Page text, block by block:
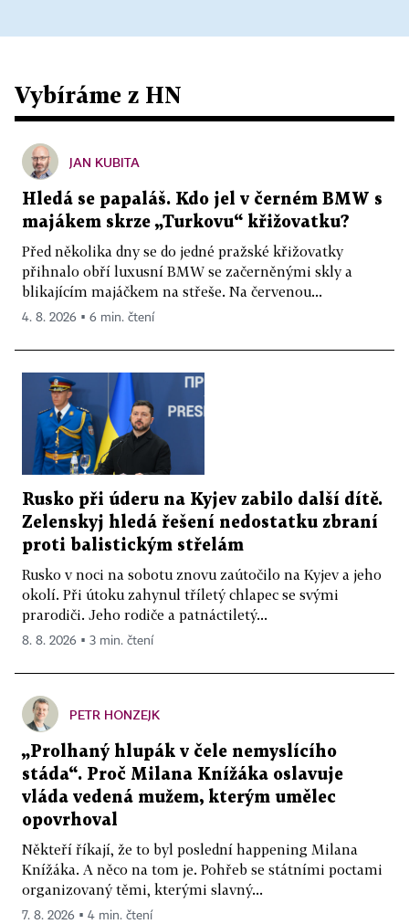
Vybíráme z HN
JAN KUBITA
Hledá se papaláš. Kdo jel v černém BMW s
majákem skrze „Turkovu“ křižovatku?
Před několika dny se do jedné pražské křižovatky
přihnalo obří luxusní BMW se začerněnými skly a
blikajícím majáčkem na střeše. Na červenou...
4. 8. 2026 ▪ 6 min. čtení
Rusko při úderu na Kyjev zabilo další dítě.
Zelenskyj hledá řešení nedostatku zbraní
proti balistickým střelám
Rusko v noci na sobotu znovu zaútočilo na Kyjev a jeho
okolí. Při útoku zahynul tříletý chlapec se svými
prarodiči. Jeho rodiče a patnáctiletý...
8. 8. 2026 ▪ 3 min. čtení
PETR HONZEJK
„Prolhaný hlupák v čele nemyslícího
stáda“. Proč Milana Knížáka oslavuje
vláda vedená mužem, kterým umělec
opovrhoval
Někteří říkají, že to byl poslední happening Milana
Knížáka. A něco na tom je. Pohřeb se státními poctami
organizovaný těmi, kterými slavný...
7. 8. 2026 ▪ 4 min. čtení